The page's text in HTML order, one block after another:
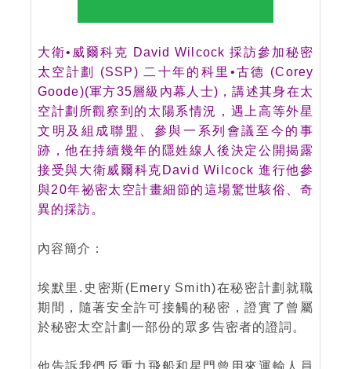
大衛•威爾科克 David Wilcock 採訪參加秘密
太空計劃 (SSP) 二十年的科里•古德 (Corey
Goode)(軍方35層級內幕人士)，講述其身在太
空計劃所觀察到的太陽系情況，遇上高等外星
文明及組成聯盟、參與一系列會議至今的事
跡，他在持續幾年的隱姓線人後決定公開揭露
接受與大衛威爾科克David Wilcock 進行他參
與20年祕密太空計畫細節的這場驚世駭俗、奇
異的採訪。
內容簡介：
埃默里.史密斯(Emery Smith)在秘密計劃就職
期間，隨著安全許可接觸的秘密，證實了曾屬
於秘密太空計劃一部份的眾多告密者的證詞。